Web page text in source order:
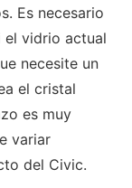
Es necesario
el vidrio actual
necesite un
el cristal
es muy
variar
del Civic.